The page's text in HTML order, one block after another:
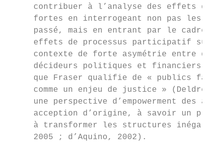
contribuer à l’analyse des effets de
fortes en interrogeant non pas les
passé, mais en entrant par le cadre
effets de processus participatif sur
contexte de forte asymétrie entre
décideurs politiques et financiers,
que Fraser qualifie de « publics
comme un enjeu de justice »
une perspective d’empowerment des
acception d’origine, à savoir un
à transformer les structures
     2005 ; d’Aquino, 2002).